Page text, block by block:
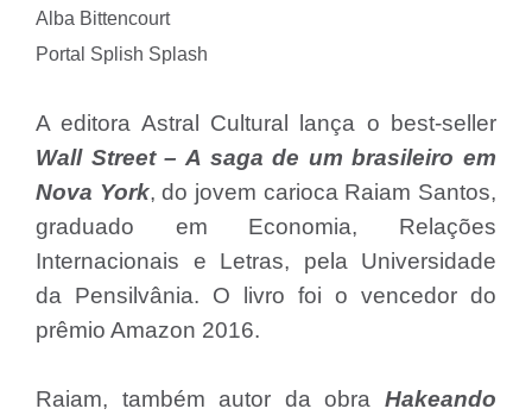
Alba Bittencourt
Portal Splish Splash
A editora Astral Cultural lança o best-seller
Wall Street – A saga de um brasileiro em
Nova York, do jovem carioca Raiam Santos,
graduado em Economia, Relações
Internacionais e Letras, pela Universidade
da Pensilvânia. O livro foi o vencedor do
prêmio Amazon 2016.
Raiam, também autor da obra Hakeando